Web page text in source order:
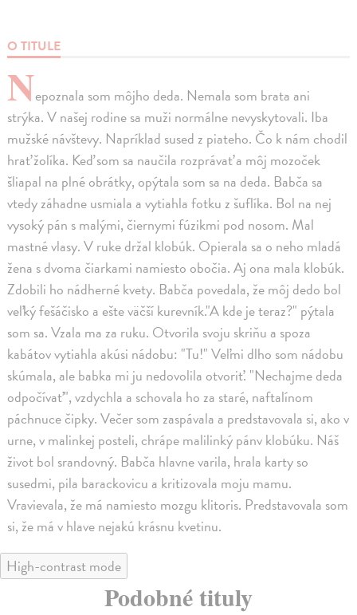
O TITULE
Nepoznala som môjho deda. Nemala som brata ani
strýka. V našej rodine sa muži normálne nevyskytovali. Iba
mužské návštevy. Napríklad sused z piateho. Čo k nám chodil
hrať žolíka. Keď som sa naučila rozprávať a môj mozoček
šliapal na plné obrátky, opýtala som sa na deda. Babča sa
vtedy záhadne usmiala a vytiahla fotku z šuflíka. Bol na nej
vysoký pán s malými, čiernymi fúzikmi pod nosom. Mal
mastné vlasy. V ruke držal klobúk. Opierala sa o neho mladá
žena s dvoma čiarkami namiesto obočia. Aj ona mala klobúk.
Zdobili ho nádherné kvety. Babča povedala, že môj dedo bol
veľký fešáčisko a ešte väčší kurevník."A kde je teraz?" pýtala
som sa. Vzala ma za ruku. Otvorila svoju skriňu a spoza
kabátov vytiahla akúsi nádobu: "Tu!" Veľmi dlho som nádobu
skúmala, ale babka mi ju nedovolila otvoriť. "Nechajme deda
odpočívať", vzdychla a schovala ho za staré, naftalínom
páchnuce čipky. Večer som zaspávala a predstavovala si, ako v
urne, v malinkej posteli, chrápe malilinký pánv klobúku. Náš
život bol srandovný. Babča hlavne varila, hrala karty so
susedmi, pila barackovicu a kritizovala moju mamu.
Vravievala, že má namiesto mozgu klitoris. Predstavovala som
si, že má v hlave nejakú krásnu kvetinu.
High-contrast mode
Podobné tituly